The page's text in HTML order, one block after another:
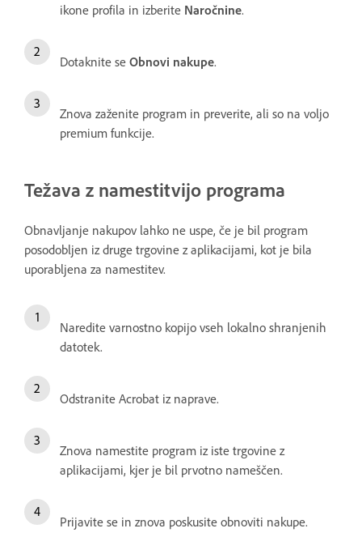
ikone profila in izberite Naročnine.
Dotaknite se Obnovi nakupe.
Znova zaženite program in preverite, ali so na voljo
premium funkcije.
Težava z namestitvijo programa
Obnavljanje nakupov lahko ne uspe, če je bil program
posodobljen iz druge trgovine z aplikacijami, kot je bila
uporabljena za namestitev.
Naredite varnostno kopijo vseh lokalno shranjenih
datotek.
Odstranite Acrobat iz naprave.
Znova namestite program iz iste trgovine z
aplikacijami, kjer je bil prvotno nameščen.
Prijavite se in znova poskusite obnoviti nakupe.